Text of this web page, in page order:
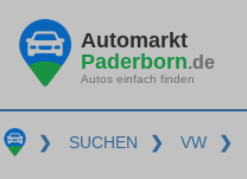
Automarkt
Paderborn.de
Autos einfach finden
❯ SUCHEN ❯ VW ❯